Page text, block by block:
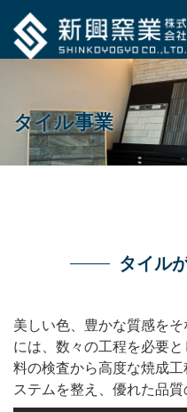
タイル事業
タイル
美しい色、豊かな質感を
には、数々の工程を必要
料の検査から高度な焼成
ステムを整え、優れた品